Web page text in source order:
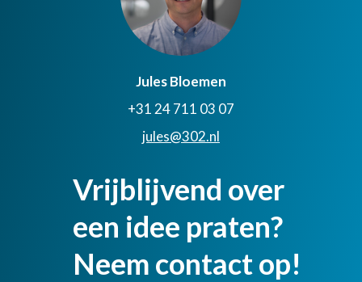
Jules Bloemen
+31 24 711 03 07
jules@302.nl
Vrijblijvend over
een idee praten?
Neem contact op!​